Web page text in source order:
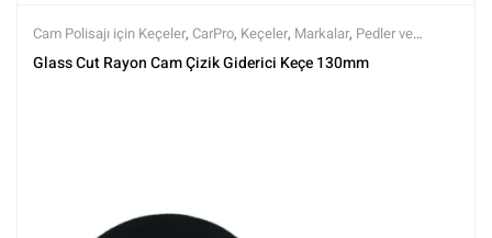
Cam Polisajı için Keçeler, CarPro, Keçeler, Markalar, Pedler ve
Keçeler,Polisaj,Polisaj ve Parlatma,Tüm Ürünler,Tüm Ürünler
Glass Cut Rayon Cam Çizik Giderici Keçe 130mm